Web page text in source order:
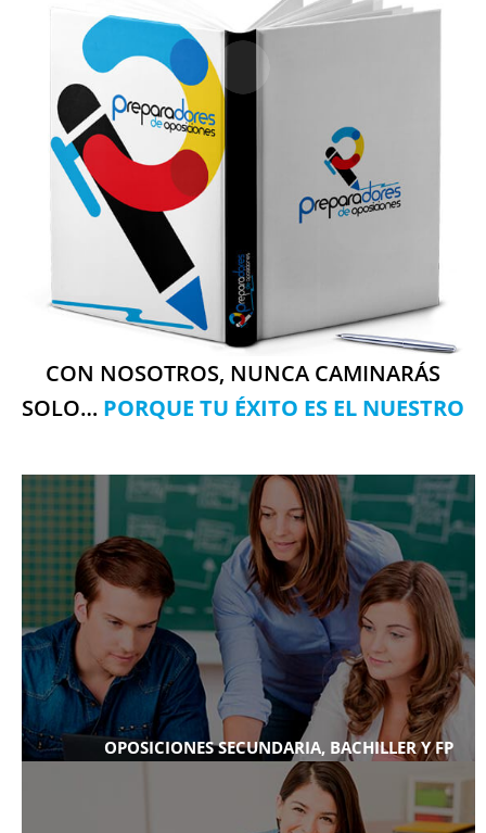
CON NOSOTROS, NUNCA CAMINARÁS
SOLO… PORQUE TU ÉXITO ES EL NUESTRO
OPOSICIONES SECUNDARIA, BACHILLER Y FP